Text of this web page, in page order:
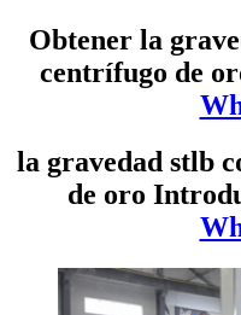
Obtener la
centrífugo de
la gravedad stlb
de oro